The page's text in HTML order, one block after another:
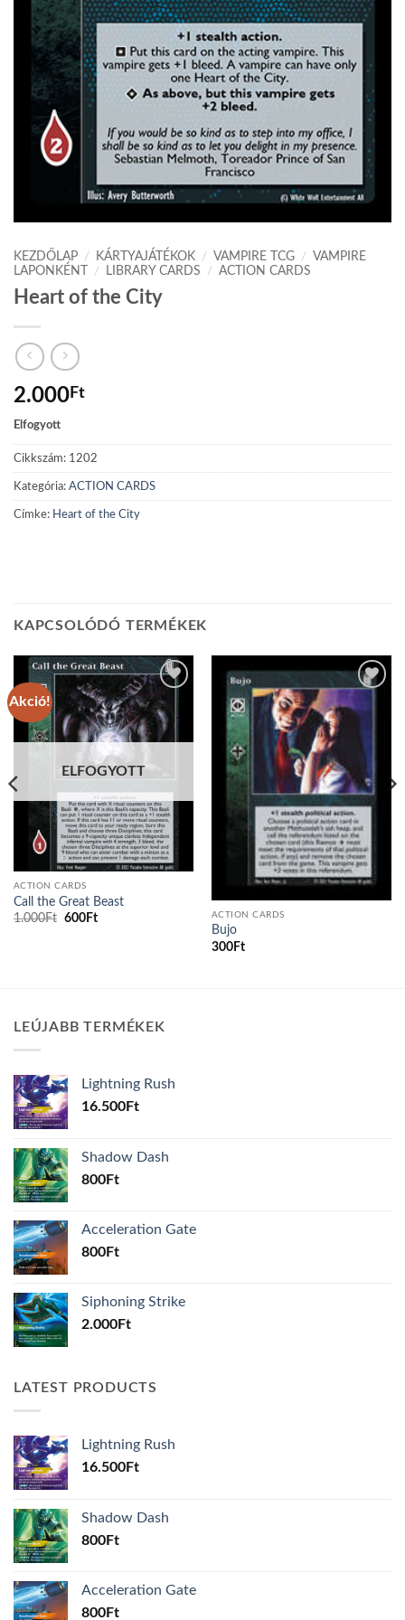
KEZDŐLAP / KÁRTYAJÁTÉKOK / VAMPIRE TCG /
VAMPIRE
LAPONKÉNT
/ LIBRARY CARDS / ACTION CARDS
Heart of the City
2.000Ft
Elfogyott
Cikkszám: 1202
Kategória: ACTION CARDS
Címke: Heart of the City
KAPCSOLÓDÓ TERMÉKEK
Akció!
Add to
wishlist
ELFOGYOTT
ACTION CARDS
Call the Great Beast
1.000Ft Original
600FtCurrent
wishlist
ACTION CARDS
Bujo
300Ft
LEÚJABB TERMÉKEK
Lightning Rush
16.500Ft
Shadow Dash
800Ft
Acceleration Gate
800Ft
Siphoning Strike
2.000Ft
LATEST PRODUCTS
Lightning Rush
16.500Ft
Shadow Dash
800Ft
Acceleration Gate
800Ft